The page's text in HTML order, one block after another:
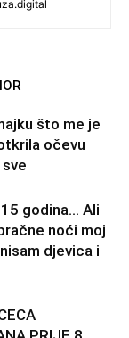
što me je
očevu
godina… Ali
noći moj
djevica i